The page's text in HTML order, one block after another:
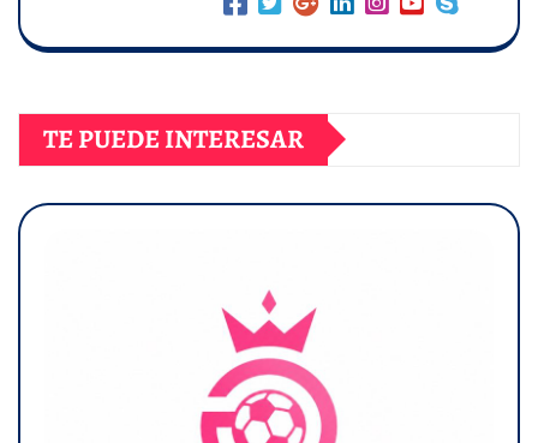
TE PUEDE INTERESAR